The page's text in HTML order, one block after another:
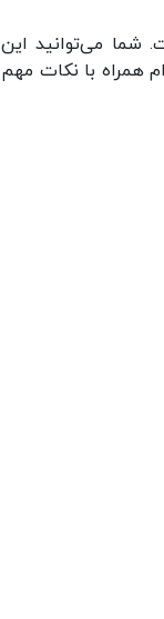
شما می‌توانید این
همراه با نکات مهم